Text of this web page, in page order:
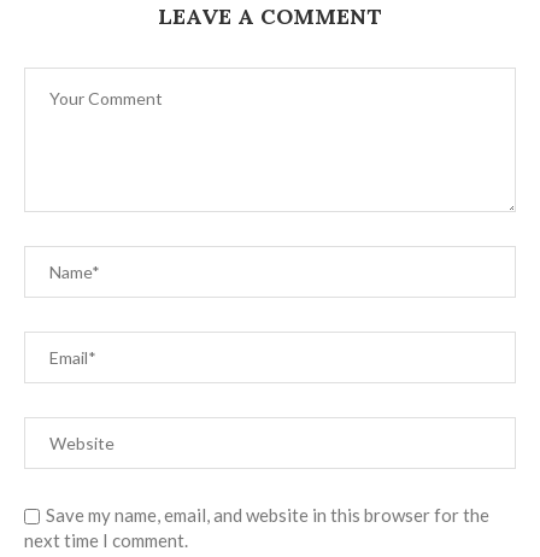
LEAVE A COMMENT
Save my name, email, and website in this browser for the
next time I comment.